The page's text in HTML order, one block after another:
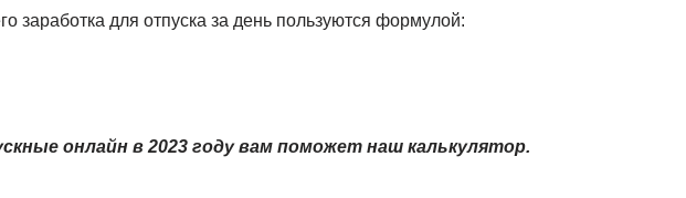
заработка для отпуска за день пользуются формулой:
онлайн в 2023 году вам поможет наш калькулятор.